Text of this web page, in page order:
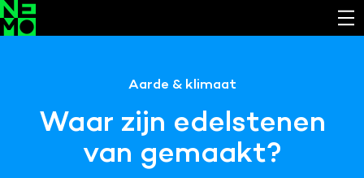
Aarde & klimaat
Waar zijn edelstenen
van gemaakt?
Cookies van derde partijen
Noodzakelijk om content van externe bronnen te